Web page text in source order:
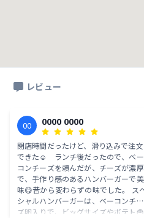
レビュー
00 0000 0000
閉店時間だったけど、滑り込みで注文
できた☺ ランチ後だったので、ベー
コンチーズを頼んだが、チーズが濃厚
で、手作り感のあるハンバーガーで美
味😋昔から変わらずの味でした。 スペ
シャルハンバーガーは、ベーコンチー
ズ卵入りで、ビッグサイズやポテト🍟